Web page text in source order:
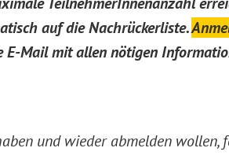
auf die Nachrückerliste.
E-Mail mit allen nötigen
und wieder abmelden wollen,